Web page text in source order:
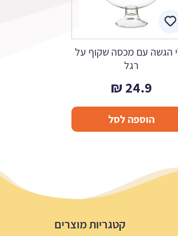
הגשה עם מכסה שקוף על
רגל
24.9
₪
הוספה לסל
קטגריות מוצרים